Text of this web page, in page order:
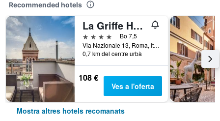
Recommended hotels
La Griffe Hotel Roma
4 estrelles
Bo 7,5
Via Nazionale 13, Roma, Itàlia
0,7 km del centre urbà
108 €
Ves a l'oferta
Mostra altres hotels recomanats